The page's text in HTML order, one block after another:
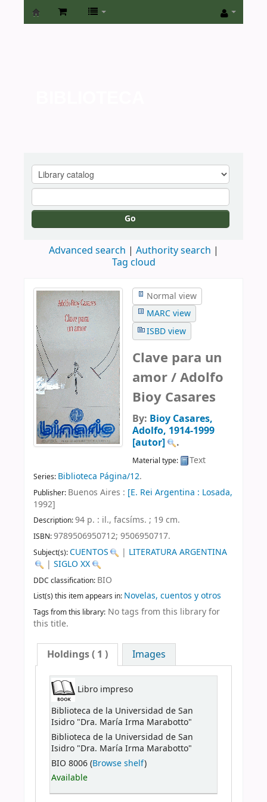
Biblioteca
Go
Advanced search
Authority search
Tag cloud
Normal view
MARC view
ISBD view
Clave para un
amor /Adolfo
Bioy Casares
By: Bioy Casares,
Adolfo, 1914-1999
[autor]
.
Material type: Text
Series: Biblioteca Página/12.
Publisher: Buenos Aires : [E. Rei Argentina : Losada,
1992]
Description:94 p. : il., facsíms. ; 19 cm.
ISBN:9789506950712; 9506950717.
Subject(s):CUENTOS | LITERATURA ARGENTINA
|SIGLO XX
DDC classification: BIO
List(s) this item appears in: Novelas, cuentos y otros
Tags from this library: No tags from this library for
this title.
Holdings( 1 ) Images
Libro impreso
Biblioteca de la Universidad de San
Isidro "Dra. María Irma Marabotto"
Biblioteca de la Universidad de San
Isidro "Dra. María Irma Marabotto"
BIO 8006 (Browse shelf)
Available